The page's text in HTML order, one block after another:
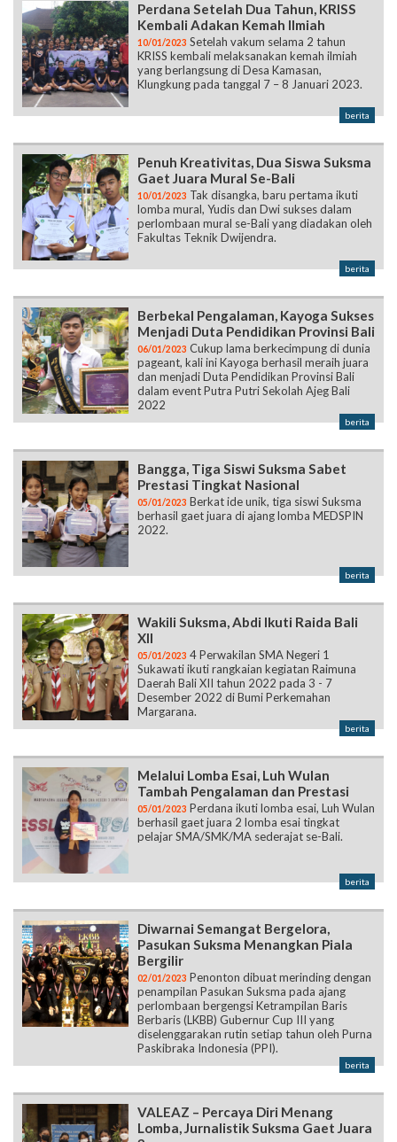
Perdana Setelah Dua Tahun, KRISS
Kembali Adakan Kemah Ilmiah
10/01/2023 Setelah vakum selama 2 tahun
KRISS kembali melaksanakan kemah ilmiah
yang berlangsung di Desa Kamasan,
Klungkung pada tanggal 7 – 8 Januari 2023.
berita
Penuh Kreativitas, Dua Siswa Suksma
Gaet Juara Mural Se-Bali
10/01/2023 Tak disangka, baru pertama ikuti
lomba mural, Yudis dan Dwi sukses dalam
perlombaan mural se-Bali yang diadakan oleh
Fakultas Teknik Dwijendra.
berita
Berbekal Pengalaman, Kayoga Sukses
Menjadi Duta Pendidikan Provinsi Bali
06/01/2023 Cukup lama berkecimpung di dunia
pageant, kali ini Kayoga berhasil meraih juara
dan menjadi Duta Pendidikan Provinsi Bali
dalam event Putra Putri Sekolah Ajeg Bali
2022
berita
Bangga, Tiga Siswi Suksma Sabet
Prestasi Tingkat Nasional
05/01/2023 Berkat ide unik, tiga siswi Suksma
berhasil gaet juara di ajang lomba MEDSPIN
2022.
berita
Wakili Suksma, Abdi Ikuti Raida Bali
XII
05/01/2023 4 Perwakilan SMA Negeri 1
Sukawati ikuti rangkaian kegiatan Raimuna
Daerah Bali XII tahun 2022 pada 3 - 7
Desember 2022 di Bumi Perkemahan
Margarana.
berita
Melalui Lomba Esai, Luh Wulan
Tambah Pengalaman dan Prestasi
05/01/2023 Perdana ikuti lomba esai, Luh Wulan
berhasil gaet juara 2 lomba esai tingkat
pelajar SMA/SMK/MA sederajat se-Bali.
berita
Diwarnai Semangat Bergelora,
Pasukan Suksma Menangkan Piala
Bergilir
02/01/2023 Penonton dibuat merinding dengan
penampilan Pasukan Suksma pada ajang
perlombaan bergengsi Ketrampilan Baris
Berbaris (LKBB) Gubernur Cup III yang
diselenggarakan rutin setiap tahun oleh Purna
Paskibraka Indonesia (PPI).
berita
VALEAZ – Percaya Diri Menang
Lomba, Jurnalistik Suksma Gaet Juara